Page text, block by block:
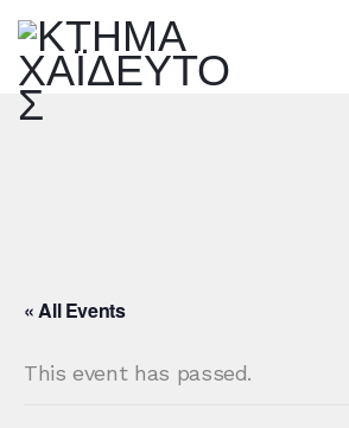
« All Events
This event has passed.